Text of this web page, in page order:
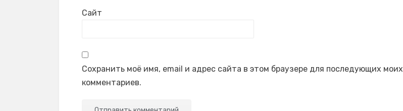
Сайт
Сохранить моё имя, email и адрес сайта в этом браузере для последующих моих
комментариев.